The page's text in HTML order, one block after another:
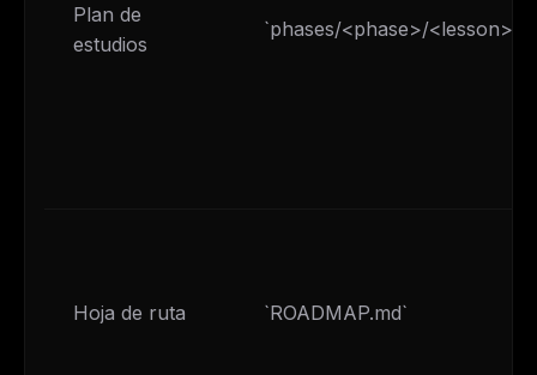
Plan de
estudios
`phases/<phase>/<lesson>/`
Hoja de ruta `ROADMAP.md`